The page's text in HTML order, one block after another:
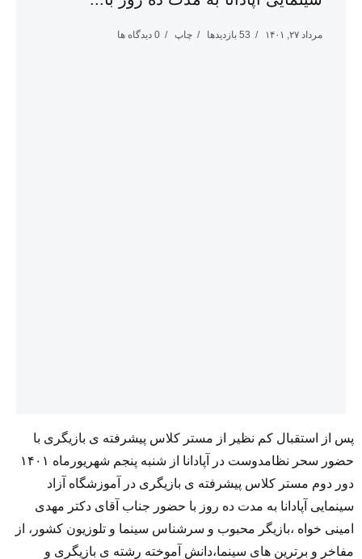
مرداد ۲۷, ۱۴۰۱ 53 بازدیدها چاپ 0 دیدگاه ها
پس از استقبال کم نظیر از مستر کلاس پیشرفته ی بازیگری با
حضور سحر نظامدوست در آپادانا از شنبه پنجم شهریورماه ۱۴۰۱
دور دوم مستر کلاس پیشرفته ی بازیگری در آموزشگاه آزاد
سینمایی آپادانا به مدت ده روز با حضور جناب آقای دکتر مهدی
امینی خواه ،بازیگر محبوب و سرشناس سینما و تلوزیون کشور، از
مفاخر و برترین های سینما،دانش آموخته رشته ی بازیگری و